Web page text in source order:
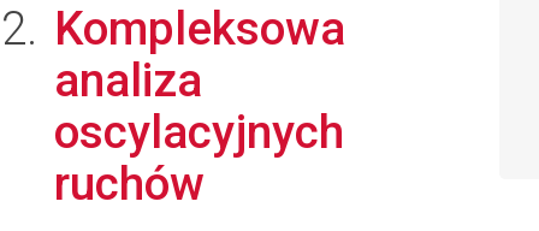
Kompleksowa
analiza
oscylacyjnych
ruchów